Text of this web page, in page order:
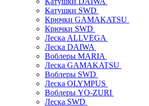
Катушки SWD
Крючки GAMAKATSU
Крючки SWD
Леска ALLVEGA
Леска DAIWA
Воблеры MARIA
Леска GAMAKATSU
Воблеры SWD
Леска OLYMPUS
Воблеры YO-ZURI
Леска SWD